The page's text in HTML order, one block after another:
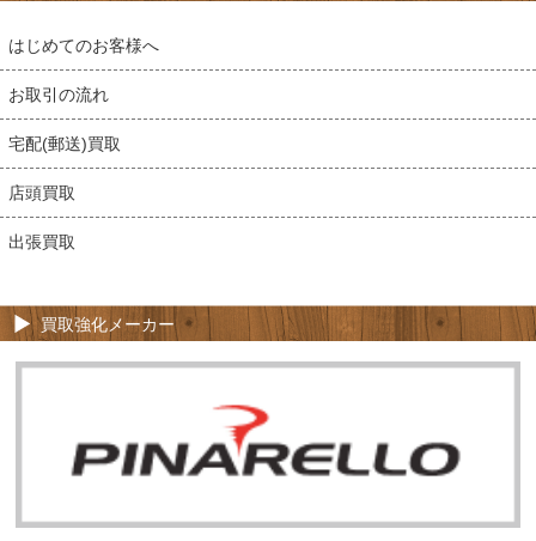
はじめてのお客様へ
お取引の流れ
宅配(郵送)買取
店頭買取
出張買取
買取強化メーカー